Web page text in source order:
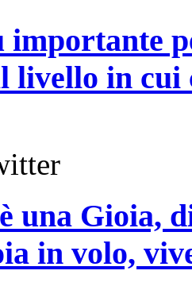
importante
livello in
una Gioia,
in volo,